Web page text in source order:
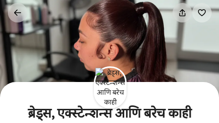
कंटेंटवर
जा
ब्रेड्स, एक्स्टेन्शन्स आणि बरेच काही